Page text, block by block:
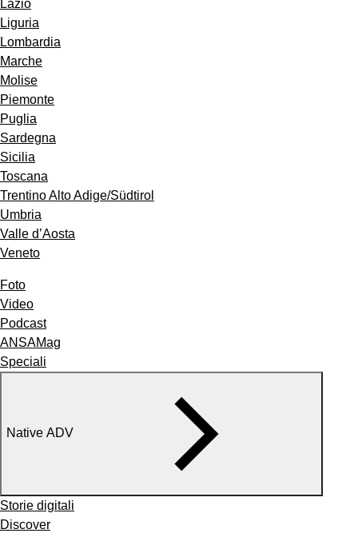
Lazio
Liguria
Lombardia
Marche
Molise
Piemonte
Puglia
Sardegna
Sicilia
Toscana
Trentino Alto Adige/Südtirol
Umbria
Valle d’Aosta
Veneto
Foto
Video
Podcast
ANSAMag
Speciali
Native ADV
Storie digitali
Discover